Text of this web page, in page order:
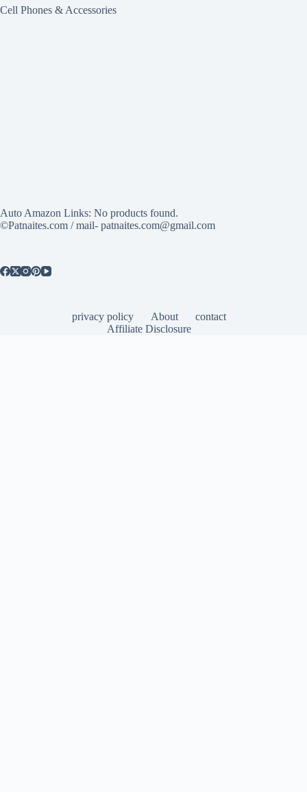
Cell Phones & Accessories
Auto Amazon Links: No products found.
©Patnaites.com / mail- patnaites.com@gmail.com
privacy policy About
contact
Affiliate Disclosure